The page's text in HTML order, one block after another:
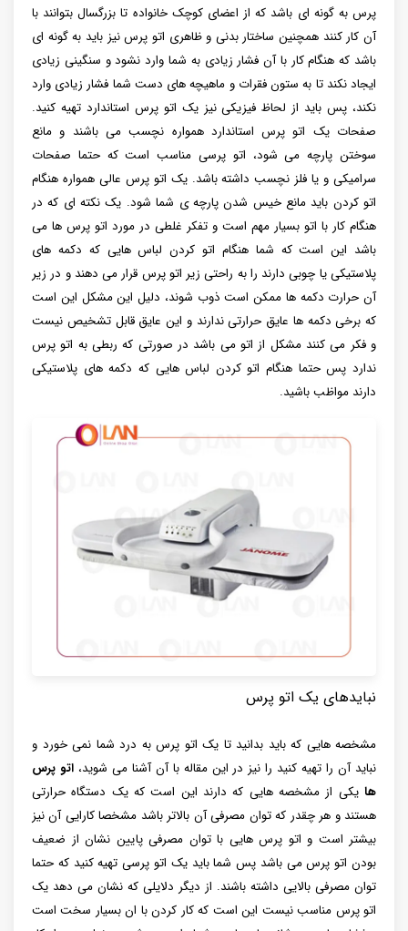
پرس به گونه ای باشد که از اعضای کوچک خانواده تا بزرگسال بتوانند با
آن کار کنند همچنین ساختار بدنی و ظاهری اتو پرس نیز باید به گونه ای
باشد که هنگام کار با آن فشار زیادی به شما وارد نشود و سنگینی زیادی
ایجاد نکند تا به ستون فقرات و ماهیچه های دست شما فشار زیادی وارد
نکند، پس باید از لحاظ فیزیکی نیز یک اتو پرس استاندارد تهیه کنید.
صفحات یک اتو پرس استاندارد همواره نچسب می باشند و مانع
سوختن پارچه می شود، اتو پرسی مناسب است که حتما صفحات
سرامیکی و یا فلز نچسب داشته باشد. یک اتو پرس عالی همواره هنگام
اتو کردن باید مانع خیس شدن پارچه ی شما شود. یک نکته ای که در
هنگام کار با اتو بسیار مهم است و تفکر غلطی در مورد اتو پرس ها می
باشد این است که شما هنگام اتو کردن لباس هایی که دکمه های
پلاستیکی یا چوبی دارند را به راحتی زیر اتو پرس قرار می دهند و در زیر
آن حرارت دکمه ها ممکن است ذوب شوند، دلیل این مشکل این است
که برخی دکمه ها عایق حرارتی ندارند و این عایق قابل تشخیص نیست
و فکر می کنند مشکل از اتو می باشد در صورتی که ربطی به اتو پرس
ندارد پس حتما هنگام اتو کردن لباس هایی که دکمه های پلاستیکی
دارند مواظب باشید.
نبایدهای یک‌ اتو‌ پرس
مشخصه هایی که باید بدانید تا یک اتو پرس به درد شما نمی خورد و
نباید آن را تهیه کنید را نیز در این مقاله با آن آشنا می شوید،اتو‌‌ پرس
ها یکی از مشخصه هایی که دارند این است که یک دستگاه حرارتی
هستند و هر چقدر که توان مصرفی آن بالاتر باشد مشخصا کارایی آن نیز
بیشتر است و اتو‌ پرس هایی با توان مصرفی پایین نشان از ضعیف
بودن اتو پرس می باشد پس شما باید یک اتو پرسی تهیه کنید که حتما
توان مصرفی بالایی داشته باشند. از دیگر دلایلی که نشان می دهد یک
اتو پرس مناسب نیست این است که کار کردن با ان بسیار سخت است